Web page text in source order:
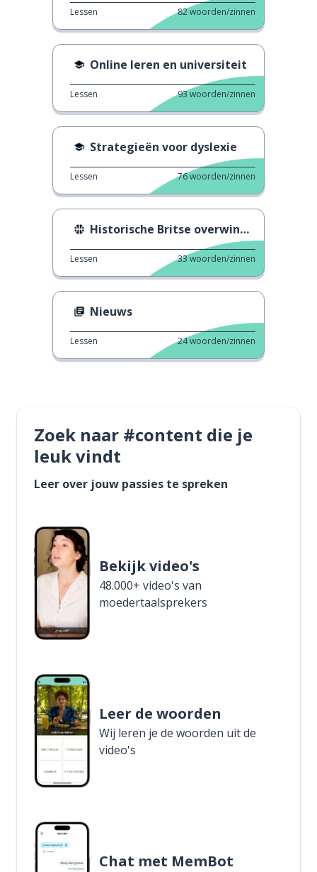
Lessen 82woorden/zinnen
Online leren en universiteit
Lessen 93woorden/zinnen
Strategieën voor dyslexie
Lessen 76woorden/zinnen
Historische Britse overwinning in het basketbal
Lessen 33woorden/zinnen
Nieuws
Lessen 24woorden/zinnen
Zoek naar #content die je
leuk vindt
Leer over jouw passies te spreken
Bekijk video's
48.000+ video's van
moedertaalsprekers
Leer de woorden
Wij leren je de woorden uit de
video's
Chat met MemBot